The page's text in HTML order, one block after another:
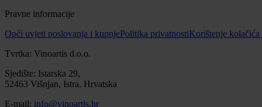
Pravne informacije
Opći uvjeti poslovanja i kupnjePolitika privatnostiKorištenje kolačića
Tvrtka: Vinoartis d.o.o.
Sjedište: Istarska 29,
52463 Višnjan, Istra, Hrvatska
E-mail: info@vinoartis.hr